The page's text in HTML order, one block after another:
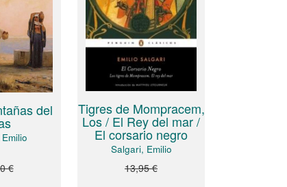
del
€
Tigres de Mompracem,
Los / El Rey del mar /
El corsario negro
Salgari, Emilio
13,95 €